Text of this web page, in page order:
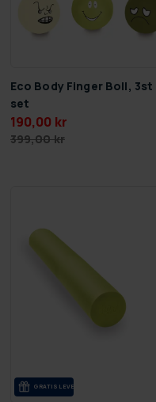
Eco Body Finger Boll, 3st
set
190,00 kr
399,00 kr
GRA­TIS LE­VE­RANS